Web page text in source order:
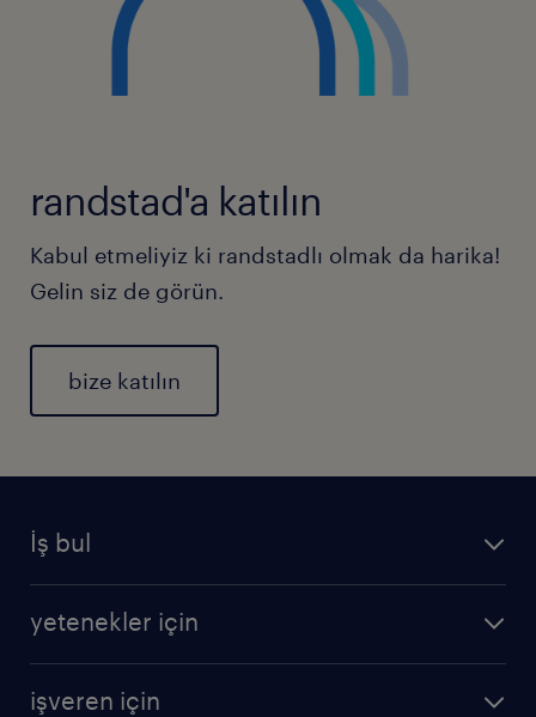
randstad'a katılın
Kabul etmeliyiz ki randstadlı olmak da harika!
Gelin siz de görün.
bize katılın
İş bul
yetenekler için
işveren için